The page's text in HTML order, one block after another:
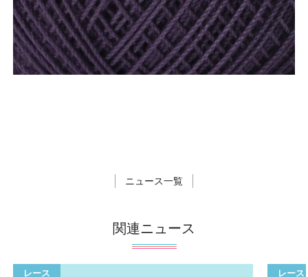
ニュース一覧
関連ニュース
レース レース